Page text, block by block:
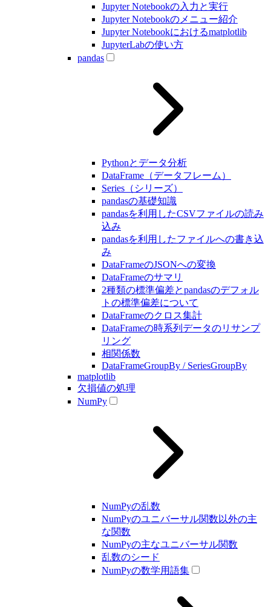
Jupyter Notebookの入力と実行
Jupyter Notebookのメニュー紹介
Jupyter Notebookにおけるmatplotlib
JupyterLabの使い方
pandas
Pythonとデータ分析
DataFrame（データフレーム）
Series（シリーズ）
pandasの基礎知識
pandasを利用したCSVファイルの読み
込み
pandasを利用したファイルへの書き込
み
DataFrameのJSONへの変換
DataFrameのサマリ
2種類の標準偏差とpandasのデフォル
トの標準偏差について
DataFrameのクロス集計
DataFrameの時系列データのリサンプ
リング
相関係数
DataFrameGroupBy / SeriesGroupBy
matplotlib
欠損値の処理
NumPy
NumPyの乱数
NumPyのユニバーサル関数以外の主
な関数
NumPyの主なユニバーサル関数
乱数のシード
NumPyの数学用語集